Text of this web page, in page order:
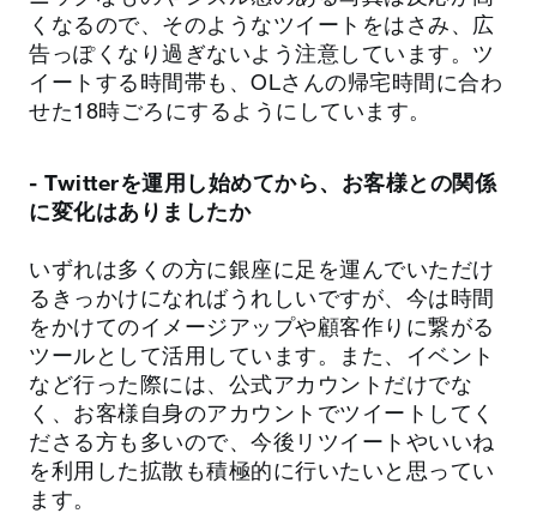
くなるので、そのようなツイートをはさみ、広
告っぽくなり過ぎないよう注意しています。ツ
イートする時間帯も、OLさんの帰宅時間に合わ
せた18時ごろにするようにしています。
- Twitterを運用し始めてから、お客様との関係
に変化はありましたか
いずれは多くの方に銀座に足を運んでいただけ
るきっかけになればうれしいですが、今は時間
をかけてのイメージアップや顧客作りに繋がる
ツールとして活用しています。また、イベント
など行った際には、公式アカウントだけでな
く、お客様自身のアカウントでツイートしてく
ださる方も多いので、今後リツイートやいいね
を利用した拡散も積極的に行いたいと思ってい
ます。